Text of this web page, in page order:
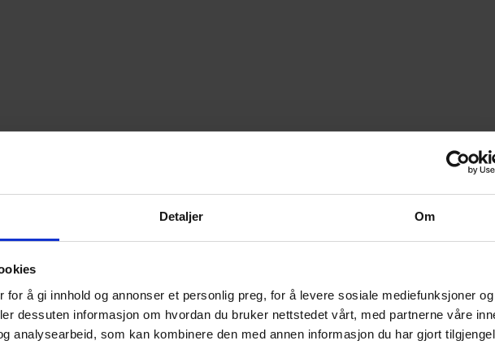
Detaljer Om
for å gi innhold og annonser et personlig preg, for å levere sosiale mediefunksjoner
dessuten informasjon om hvordan du bruker nettstedet vårt, med partnerne våre
analysearbeid, som kan kombinere den med annen informasjon du har gjort